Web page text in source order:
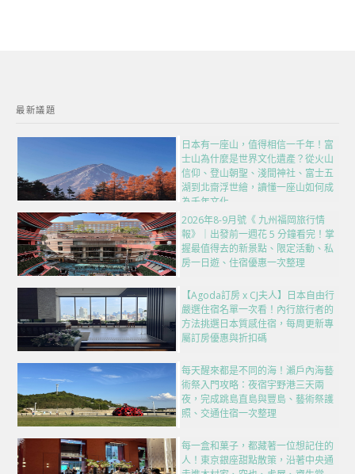
最新議題
日本有一座山，值得相信一千年！富
士山為什麼是世界文化遺產？從火山
信仰、登山朝聖、淺間神社、富士五
湖到北齋浮世繪，讀懂一座山如何成
為千年文化
2026年8-9月號《 九州福岡旅行情
報》｜出發前一週花 5 分鐘看完！掌
握最值得去的新景點、限定活動、私
房一日遊、住宿優惠一次整理
【Agoda訂房 x CJ夫人】日本自由行
嚴選住宿名單一次看！內行旅行者的
方法挑選日本質感住宿，每周更新專
屬訂房優惠與折扣碼
每天醒來都是不同的海！瀨戶內海藝
術祭入門攻略：夜宿宇野港三天兩
夜，完成跳島直島與豐島、藝術祭護
照、交通住宿一次整理
每一盒和菓子，都藏著一位想記住的
人！東京銀座甜點散策，沿著中央通